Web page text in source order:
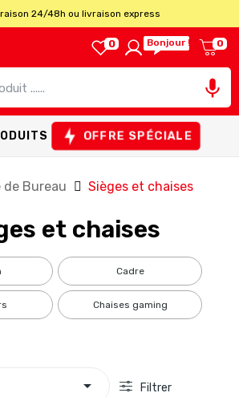
24/48h ou livraison express
0 Bonjour ! 0

OFFRE SPÉCIALE
de Bureau Sièges et chaises
et chaises
cadre
chaises gaming
 Filtrer